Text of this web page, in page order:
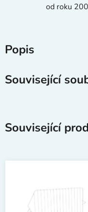
od roku
Popis
Související
Související